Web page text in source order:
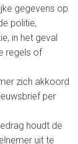
gegevens op
politie,
in het geval
regels of
zich akkoord
per
houdt de
uit te